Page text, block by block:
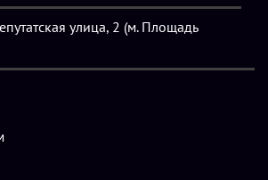
окажешься в самом ужасном из
придется убегать, спасая свою жизнь,
труднее контролировать
познакомиться поближе с красавчиком
решивших сразиться с чудовищем,
улица, 2 (м. Площадь